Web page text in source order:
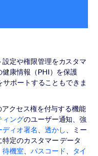
定や権限管理をカスタマ
康情報（PHI）を保護
ポートすることもできま
クセス権を付与する機能
ィングのユーザー通知、強
ディオ署名、 透かし、ミー
定のカスタマー データ
待機室、 パスコード、
タイ